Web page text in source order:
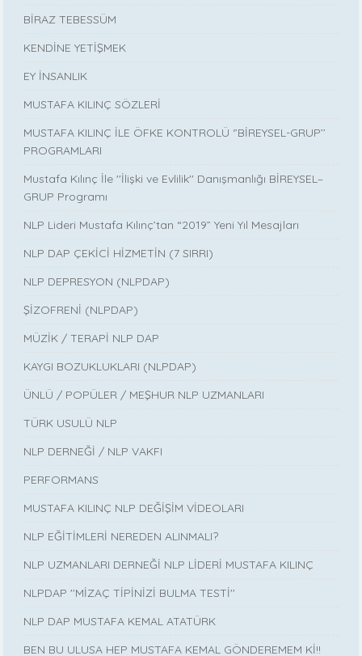
BİRAZ TEBESSÜM
KENDİNE YETİŞMEK
EY İNSANLIK
MUSTAFA KILINÇ SÖZLERİ
MUSTAFA KILINÇ İLE ÖFKE KONTROLÜ ‘’BİREYSEL-GRUP’’
PROGRAMLARI
Mustafa Kılınç İle ''İlişki ve Evlilik'' Danışmanlığı BİREYSEL–
GRUP Programı
NLP Lideri Mustafa Kılınç’tan “2019” Yeni Yıl Mesajları
NLP DAP ÇEKİCİ HİZMETİN (7 SIRRI)
NLP DEPRESYON (NLPDAP)
ŞİZOFRENİ (NLPDAP)
MÜZİK / TERAPİ NLP DAP
KAYGI BOZUKLUKLARI (NLPDAP)
ÜNLÜ / POPÜLER / MEŞHUR NLP UZMANLARI
TÜRK USULÜ NLP
NLP DERNEĞİ / NLP VAKFI
PERFORMANS
MUSTAFA KILINÇ NLP DEĞİŞİM VİDEOLARI
NLP EĞİTİMLERİ NEREDEN ALINMALI?
NLP UZMANLARI DERNEĞİ NLP LİDERİ MUSTAFA KILINÇ
NLPDAP ''MİZAÇ TİPİNİZİ BULMA TESTİ''
NLP DAP MUSTAFA KEMAL ATATÜRK
BEN BU ULUSA HEP MUSTAFA KEMAL GÖNDEREMEM Kİ!!